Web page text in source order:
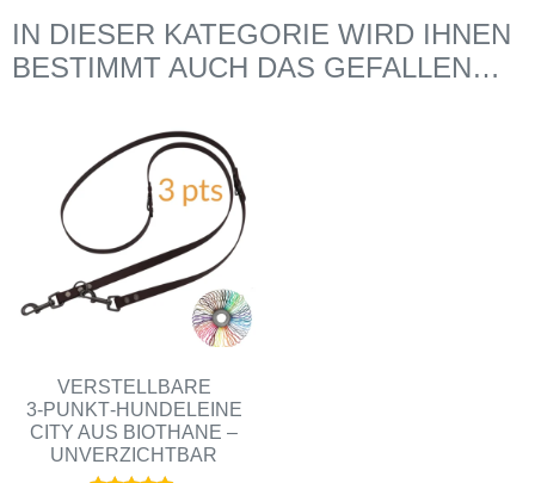
IN DIESER KATEGORIE WIRD IHNEN
BESTIMMT AUCH DAS GEFALLEN…
VERSTELLBARE
3‑PUNKT‑HUNDELEINE
CITY AUS BIOTHANE –
UNVERZICHTBAR